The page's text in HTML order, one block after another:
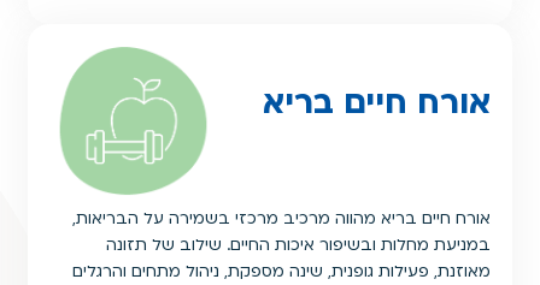
אורח חיים בריא
אורח חיים בריא מהווה מרכיב מרכזי בשמירה על הבריאות,
במניעת מחלות ובשיפור איכות החיים. שילוב של תזונה
מאוזנת, פעילות גופנית, שינה מספקת, ניהול מתחים והרגלים